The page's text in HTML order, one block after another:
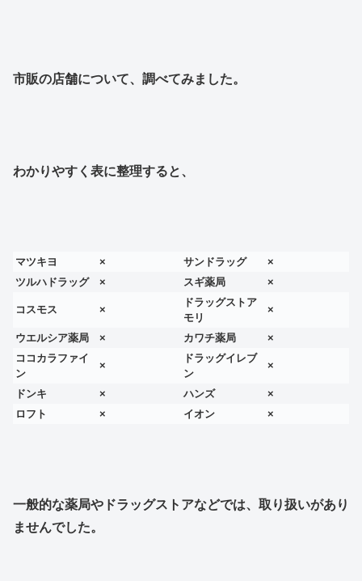
市販の店舗について、調べてみました。
わかりやすく表に整理すると、
マツキヨ × サンドラッグ
×
ツルハドラッグ
× スギ薬局 ×
コスモス ×
ドラッグストア
モリ
×
ウエルシア薬局 × カワチ薬局
×
ココカラファイ
ン
×
ドラッグイレブ
ン
×
ドンキ × ハンズ
×
ロフト
× イオン ×
一般的な薬局やドラッグストアなどでは、取り扱いがあり
ませんでした。